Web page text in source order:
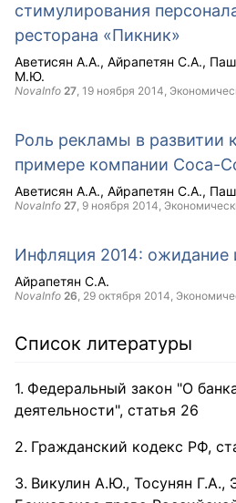
стимулирования
ресторана «Пикник»
Аветисян А.А. Айрапетян С.А.
М.Ю.
NovaInfo 27, 19 ноября 2014,
Роль рекламы в развитии
примере компании Coca-
Аветисян А.А. Айрапетян С.А.
NovaInfo 27, 9 ноября 2014,
Инфляция 2014: ожидание
Айрапетян С.А.
NovaInfo 26, 29 октября 2014,
Список литературы
Федеральный закон "О
деятельности", статья 26
Гражданский кодекс РФ,
Викулин А.Ю., Тосунян Г.А.,